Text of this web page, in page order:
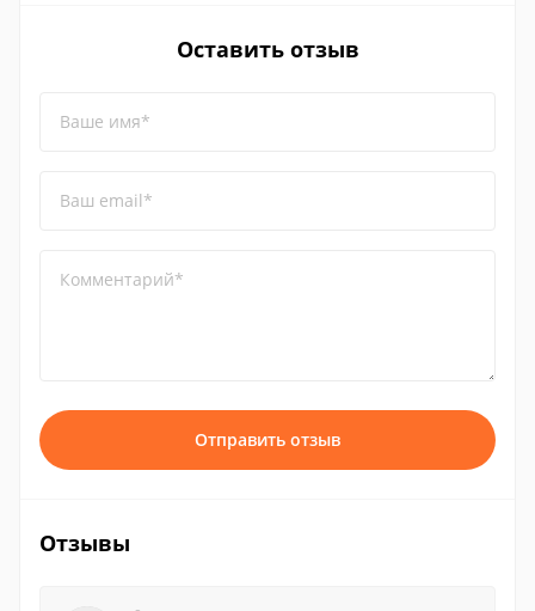
Оставить отзыв
Ваше имя*
Ваш email*
Комментарий*
Отправить отзыв
Отзывы